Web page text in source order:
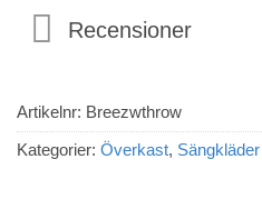
Recensioner
Artikelnr: Breezwthrow
Kategorier: Överkast, Sängkläder